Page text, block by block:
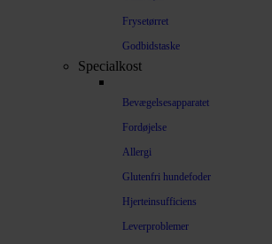
Frysetørret
Godbidstaske
Specialkost
Bevægelsesapparatet
Fordøjelse
Allergi
Glutenfri hundefoder
Hjerteinsufficiens
Leverproblemer